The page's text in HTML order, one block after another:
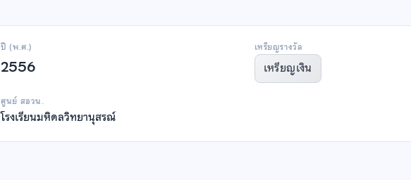
ปี (พ.ศ.)
2556
เหรียญรางวัล
เหรียญเงิน
ศูนย์ สอวน.
โรงเรียนมหิดลวิทยานุสรณ์